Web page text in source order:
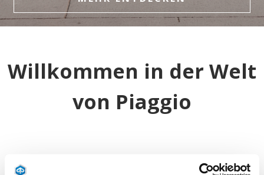
Willkommen in der Welt
von Piaggio